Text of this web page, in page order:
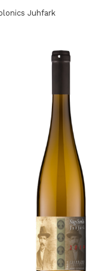
Juhfark